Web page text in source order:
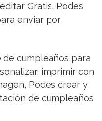
Gratis, Podes
enviar por
de cumpleaños para
imprimir con
Podes crear y
de cumpleaños